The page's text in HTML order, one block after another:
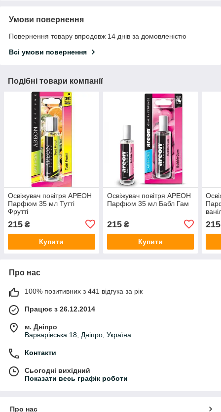
Умови повернення
Повернення товару впродовж 14 днів за домовленістю
Всі умови повернення
Подібні товари компанії
Освіжувач повітря АРЕОН
Парфюм 35 мл Тутті
Фрутті
215 ₴
Купити
Освіжувач повітря АРЕОН
Парфюм 35 мл Бабл Гам
215₴
Купити
215
Про нас
100% позитивних з 441 відгука за рік
Працює з 26.12.2014
м. Дніпро
Варварівська 18, Дніпро, Україна
Контакти
Сьогодні вихідний
Показати весь графік роботи
Про нас